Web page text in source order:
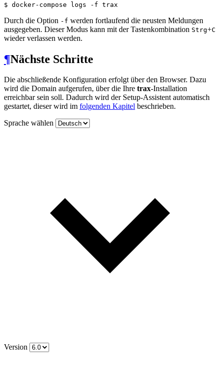
$ docker-compose logs -f trax
Durch die Option -f werden fortlaufend die neusten Meldungen
ausgegeben. Dieser Modus kann mit der Tastenkombination Strg+C
wieder verlassen werden.
¶Nächste Schritte
Die abschließende Konfiguration erfolgt über den Browser. Dazu
wird die Domain aufgerufen, über die Ihre trax-Installation
erreichbar sein soll. Dadurch wird der Setup-Assistent automatisch
gestartet, dieser wird im folgenden Kapitel beschrieben.
Sprache wählen
Version